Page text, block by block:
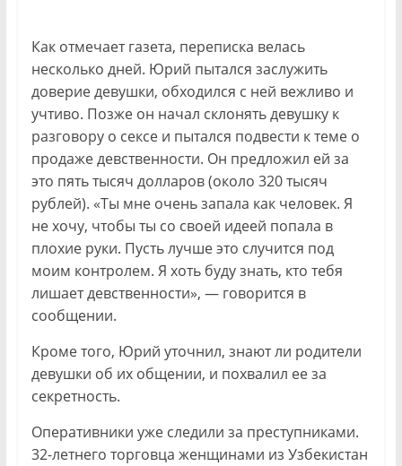
Как отмечает газета, переписка велась
несколько дней. Юрий пытался заслужить
доверие девушки, обходился с ней вежливо и
учтиво. Позже он начал склонять девушку к
разговору о сексе и пытался подвести к теме о
продаже девственности. Он предложил ей за
это пять тысяч долларов (около 320 тысяч
рублей). «Ты мне очень запала как человек. Я
не хочу, чтобы ты со своей идеей попала в
плохие руки. Пусть лучше это случится под
моим контролем. Я хоть буду знать, кто тебя
лишает девственности», — говорится в
сообщении.
Кроме того, Юрий уточнил, знают ли родители
девушки об их общении, и похвалил ее за
секретность.
Оперативники уже следили за преступниками.
32-летнего торговца женщинами из Узбекистан